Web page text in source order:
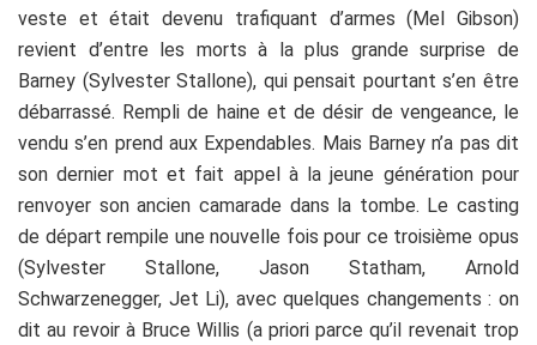
veste et était devenu trafiquant d’armes (Mel Gibson)
revient d’entre les morts à la plus grande surprise de
Barney (Sylvester Stallone), qui pensait pourtant s’en être
débarrassé. Rempli de haine et de désir de vengeance, le
vendu s’en prend aux Expendables. Mais Barney n’a pas dit
son dernier mot et fait appel à la jeune génération pour
renvoyer son ancien camarade dans la tombe. Le casting
de départ rempile une nouvelle fois pour ce troisième opus
(Sylvester Stallone, Jason Statham, Arnold
Schwarzenegger, Jet Li), avec quelques changements : on
dit au revoir à Bruce Willis (a priori parce qu’il revenait trop